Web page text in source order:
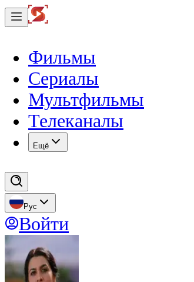
Фильмы
Сериалы
Мультфильмы
Телеканалы
Eщё
Рус
Войти